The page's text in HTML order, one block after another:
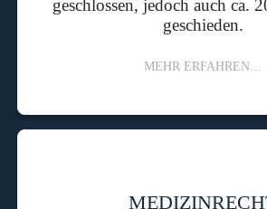
geschlossen, jedoch auch ca.
geschieden.
MEHR ERFAHREN…